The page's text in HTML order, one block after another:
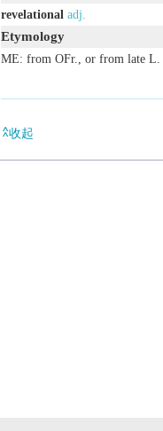
revelational adj.
Etymology
ME: from OFr., or from late L.
收起